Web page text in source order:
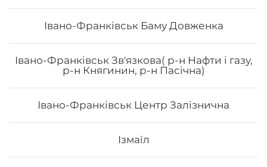
Івано-Франківськ Баму Довженка
Івано-Франківськ Зв'язкова( р-н Нафти і газу,
р-н Княгинин, р-н Пасічна)
Івано-Франківськ Центр Залізнична
Ізмаїл
Морайдо
353₴ Хочу